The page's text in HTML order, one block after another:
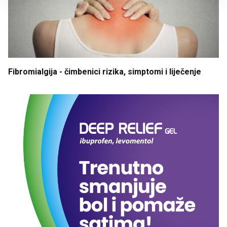
Fibromialgija - čimbenici rizika, simptomi i liječenje